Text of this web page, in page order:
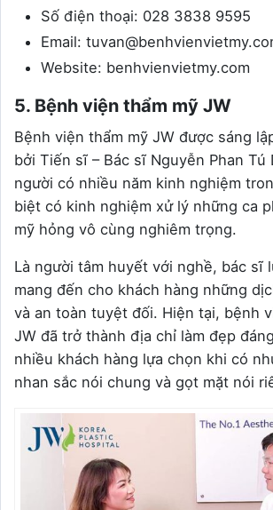
Số điện thoại: 028 3838 9595
Email:
Website: benhvienvietmy.com
5. Bệnh viện thẩm mỹ JW
Bệnh viện thẩm mỹ JW được sáng
bởi Tiến sĩ – Bác sĩ Nguyễn Phan Tú
người có nhiều năm kinh nghiệm
biệt có kinh nghiệm xử lý những ca
mỹ hỏng vô cùng nghiêm trọng.
Là người tâm huyết với nghề, bác sĩ
mang đến cho khách hàng những
và an toàn tuyệt đối. Hiện tại, bệnh
JW đã trở thành địa chỉ làm đẹp
nhiều khách hàng lựa chọn khi có
nhan sắc nói chung và gọt mặt nói